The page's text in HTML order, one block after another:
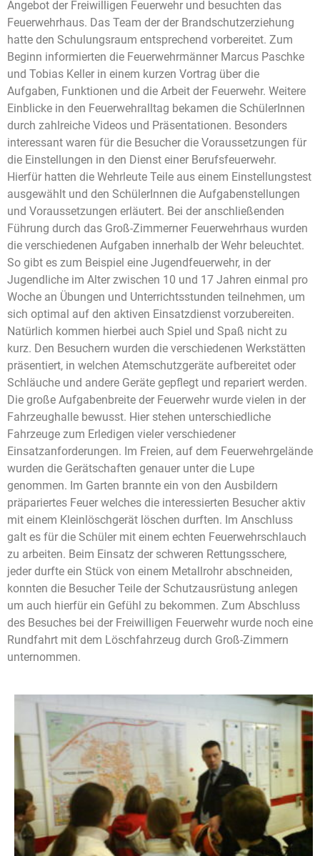
Angebot der Freiwilligen Feuerwehr und besuchten das
Feuerwehrhaus. Das Team der der Brandschutzerziehung
hatte den Schulungsraum entsprechend vorbereitet. Zum
Beginn informierten die Feuerwehrmänner Marcus Paschke
und Tobias Keller in einem kurzen Vortrag über die
Aufgaben, Funktionen und die Arbeit der Feuerwehr. Weitere
Einblicke in den Feuerwehralltag bekamen die SchülerInnen
durch zahlreiche Videos und Präsentationen. Besonders
interessant waren für die Besucher die Voraussetzungen für
die Einstellungen in den Dienst einer Berufsfeuerwehr.
Hierfür hatten die Wehrleute Teile aus einem Einstellungstest
ausgewählt und den SchülerInnen die Aufgabenstellungen
und Voraussetzungen erläutert. Bei der anschließenden
Führung durch das Groß-Zimmerner Feuerwehrhaus wurden
die verschiedenen Aufgaben innerhalb der Wehr beleuchtet.
So gibt es zum Beispiel eine Jugendfeuerwehr, in der
Jugendliche im Alter zwischen 10 und 17 Jahren einmal pro
Woche an Übungen und Unterrichtsstunden teilnehmen, um
sich optimal auf den aktiven Einsatzdienst vorzubereiten.
Natürlich kommen hierbei auch Spiel und Spaß nicht zu
kurz. Den Besuchern wurden die verschiedenen Werkstätten
präsentiert, in welchen Atemschutzgeräte aufbereitet oder
Schläuche und andere Geräte gepflegt und repariert werden.
Die große Aufgabenbreite der Feuerwehr wurde vielen in der
Fahrzeughalle bewusst. Hier stehen unterschiedliche
Fahrzeuge zum Erledigen vieler verschiedener
Einsatzanforderungen. Im Freien, auf dem Feuerwehrgelände
wurden die Gerätschaften genauer unter die Lupe
genommen. Im Garten brannte ein von den Ausbildern
präpariertes Feuer welches die interessierten Besucher aktiv
mit einem Kleinlöschgerät löschen durften. Im Anschluss
galt es für die Schüler mit einem echten Feuerwehrschlauch
zu arbeiten. Beim Einsatz der schweren Rettungsschere,
jeder durfte ein Stück von einem Metallrohr abschneiden,
konnten die Besucher Teile der Schutzausrüstung anlegen
um auch hierfür ein Gefühl zu bekommen. Zum Abschluss
des Besuches bei der Freiwilligen Feuerwehr wurde noch eine
Rundfahrt mit dem Löschfahrzeug durch Groß-Zimmern
unternommen.